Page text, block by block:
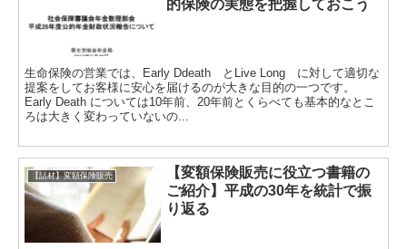
的保険の実態を把握しておこう
生命保険の営業では、Early Ddeath とLive Long に対して適切な
提案をしてお客様に安心を届けるのが大きな目的の一つです。
Early Death については10年前、20年前とくらべても基本的なとこ
ろは大きく変わっていないの...
【話材】変額保険販売
【変額保険販売に役立つ書籍の
ご紹介】平成の30年を統計で振
り返る